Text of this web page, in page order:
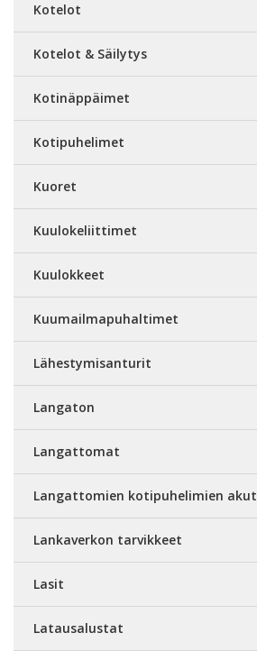
Kotelot
Kotelot & Säilytys
Kotinäppäimet
Kotipuhelimet
Kuoret
Kuulokeliittimet
Kuulokkeet
Kuumailmapuhaltimet
Lähestymisanturit
Langaton
Langattomat
Langattomien kotipuhelimien akut
Lankaverkon tarvikkeet
Lasit
Latausalustat